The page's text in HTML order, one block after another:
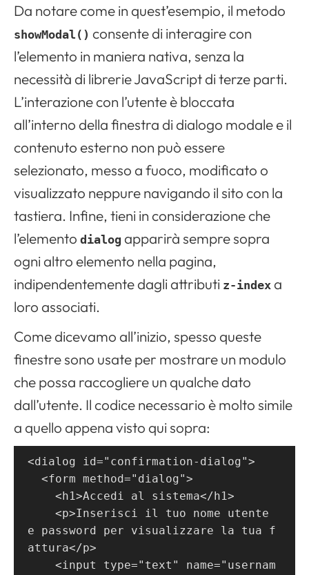
Da notare come in quest’esempio, il metodo
showModal() consente di interagire con
l’elemento in maniera nativa, senza la
necessità di librerie JavaScript di terze parti.
L’interazione con l’utente è bloccata
all’interno della finestra di dialogo modale e il
contenuto esterno non può essere
selezionato, messo a fuoco, modificato o
visualizzato neppure navigando il sito con la
tastiera. Infine, tieni in considerazione che
l’elemento dialog apparirà sempre sopra
ogni altro elemento nella pagina,
indipendentemente dagli attributi z-index a
loro associati.
Come dicevamo all’inizio, spesso queste
finestre sono usate per mostrare un modulo
che possa raccogliere un qualche dato
dall’utente. Il codice necessario è molto simile
a quello appena visto qui sopra:
<dialog id="confirmation-dialog">
<form method="dialog">
<h1>Accedi al sistema</h1>
<p>Inserisci il tuo nome utente
e password per visualizzare la tua f
attura</p>
<input type="text" name="usernam
Apri il menu di navigazione